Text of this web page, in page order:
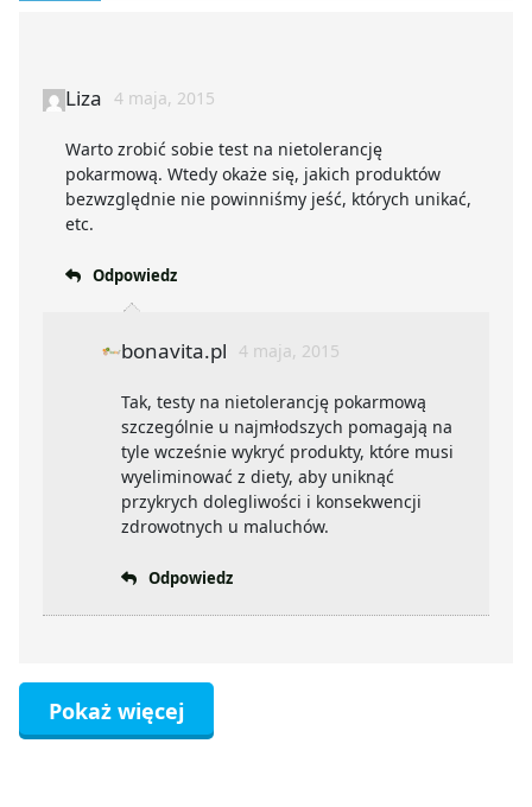
Liza 4 maja, 2015
Warto zrobić sobie test na nietolerancję
pokarmową. Wtedy okaże się, jakich produktów
bezwzględnie nie powinniśmy jeść, których unikać,
etc.
Odpowiedz
bonavita.pl 4 maja, 2015
Tak, testy na nietolerancję pokarmową
szczególnie u najmłodszych pomagają na
tyle wcześnie wykryć produkty, które musi
wyeliminować z diety, aby uniknąć
przykrych dolegliwości i konsekwencji
zdrowotnych u maluchów.
Odpowiedz
Pokaż więcej